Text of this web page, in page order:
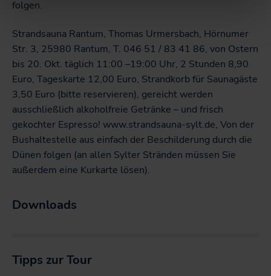
folgen.
Strandsauna Rantum, Thomas Urmersbach, Hörnumer
Str. 3, 25980 Rantum, T. 046 51 / 83 41 86, von Ostern
bis 20. Okt. täglich 11:00 –19:00 Uhr, 2 Stunden 8,90
Euro, Tageskarte 12,00 Euro, Strandkorb für Saunagäste
3,50 Euro (bitte reservieren), gereicht werden
ausschließlich alkoholfreie Getränke – und frisch
gekochter Espresso! www.strandsauna-sylt.de, Von der
Bushaltestelle aus einfach der Beschilderung durch die
Dünen folgen (an allen Sylter Stränden müssen Sie
außerdem eine Kurkarte lösen).
Downloads
Tipps zur Tour